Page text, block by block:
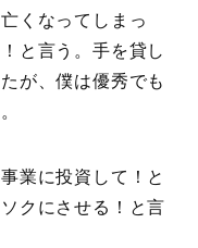
くなってしまっ
と言う。手を貸し
が、僕は優秀でも
業に投資して！と
クにさせる！と言